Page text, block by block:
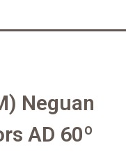
Neguan
AD 60º